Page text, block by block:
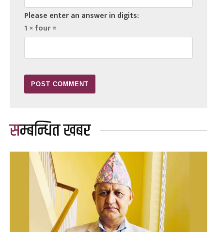
Please enter an answer in digits:
1 × four =
सम्बन्धित खबर